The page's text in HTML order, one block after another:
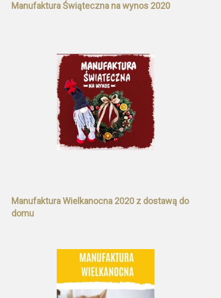
Manufaktura Świąteczna na wynos 2020
Manufaktura Wielkanocna 2020 z dostawą do
domu